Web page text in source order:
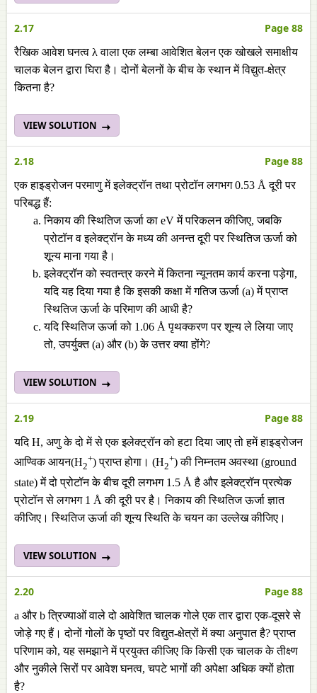
2.17 Page 88
रैखिक आवेश घनत्व λ वाला एक लम्बा आवेशित बेलन एक खोखले समाक्षीय
चालक बेलन द्वारा घिरा है। दोनों बेलनों के बीच के स्थान में विद्युत-क्षेत्र
कितना है?
VIEW SOLUTION
2.18 Page 88
एक हाइड्रोजन परमाणु में इलेक्ट्रॉन तथा प्रोटॉन लगभग 0.53 Å दूरी पर
परिबद्ध हैं:
निकाय की स्थितिज ऊर्जा का eV में परिकलन कीजिए, जबकि
प्रोटॉन व इलेक्ट्रॉन के मध्य की अनन्त दूरी पर स्थितिज ऊर्जा को
शून्य माना गया है।
इलेक्ट्रॉन को स्वतन्त्र करने में कितना न्यूनतम कार्य करना पड़ेगा,
यदि यह दिया गया है कि इसकी कक्षा में गतिज ऊर्जा (a) में प्राप्त
स्थितिज ऊर्जा के परिमाण की आधी है?
यदि स्थितिज ऊर्जा को 1.06 Å पृथक्करण पर शून्य ले लिया जाए
तो, उपर्युक्त (a) और (b) के उत्तर क्या होंगे?
VIEW SOLUTION
2.19 Page 88
यदि H, अणु के दो में से एक इलेक्ट्रॉन को हटा दिया जाए तो हमें हाइड्रोजन
आण्विक आयन(H2
+) प्राप्त होगा। (H2
+) की निम्नतम अवस्था (ground
state) में दो प्रोटॉन के बीच दूरी लगभग 1.5 Å है और इलेक्ट्रॉन प्रत्येक
प्रोटॉन से लगभग 1 Å की दूरी पर है। निकाय की स्थितिज ऊर्जा ज्ञात
कीजिए। स्थितिज ऊर्जा की शून्य स्थिति के चयन का उल्लेख कीजिए।
VIEW SOLUTION
2.20 Page 88
a और b त्रिज्याओं वाले दो आवेशित चालक गोले एक तार द्वारा एक-दूसरे से
जोड़े गए हैं। दोनों गोलों के पृष्ठों पर विद्युत-क्षेत्रों में क्या अनुपात है? प्राप्त
परिणाम को, यह समझाने में प्रयुक्त कीजिए कि किसी एक चालक के तीक्ष्ण
और नुकीले सिरों पर आवेश घनत्व, चपटे भागों की अपेक्षा अधिक क्यों होता
है?